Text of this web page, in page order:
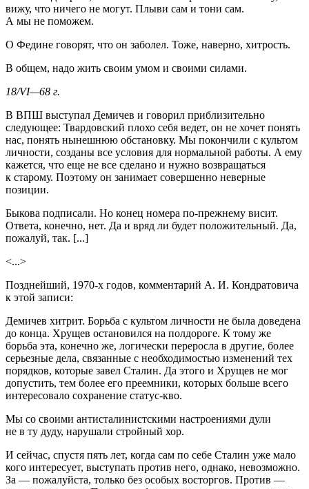
вижу, что ничего не могут. Плыви сам и тони сам.
А мы не поможем.
О Федине говорят, что он заболел. Тоже, наверно, хитрость.
В общем, надо жить своим умом и своими силами.
18/VI—68 г.
В ВПШ выступал Демичев и говорил приблизительно
следующее: Твардовский плохо себя ведет, он не хочет понять
нас, понять нынешнюю обстановку. Мы покончили с культом
личности, созданы все условия для нормальной работы. А ему
кажется, что еще не все сделано и нужно возвращаться
к старому. Поэтому он занимает совершенно неверные
позиции.
Быкова подписали. Но конец номера по-прежнему висит.
Ответа, конечно, нет. Да и вряд ли будет положительный. Да,
пожалуй, так. [...]
<...>
Позднейший, 1970-х годов, комментарий А. И. Кондратовича
к этой записи:
Демичев хитрит. Борьба с культом личности не была доведена
до конца. Хрущев остановился на полдороге. К тому же
борьба эта, конечно же, логически переросла в другие, более
серьезные дела, связанные с необходимостью изменений тех
порядков, которые завел Сталин. Да этого и Хрущев не мог
допустить, тем более его преемники, которых больше всего
интересовало сохранение статус-кво.
Мы со своими антисталинистскими настроениями дули
не в ту дуду, нарушали стройный хор.
И сейчас, спустя пять лет, когда сам по себе Сталин уже мало
кого интересует, выступать против него, однако, невозможно.
За — пожалуйста, только без особых восторгов. Против —